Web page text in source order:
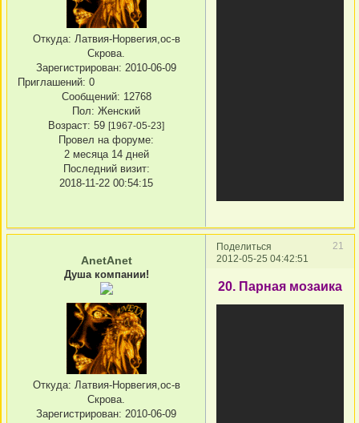
Откуда: Латвия-Норвегия,ос-в
Скрова.
Зарегистрирован: 2010-06-09
Приглашений: 0
Сообщений: 12768
Пол: Женский
Возраст: 59 [1967-05-23]
Провел на форуме:
2 месяца 14 дней
Последний визит:
2018-11-22 00:54:15
Поделиться
21
2012-05-25 04:42:51
AnetAnet
Душа компании!
Откуда: Латвия-Норвегия,ос-в
Скрова.
Зарегистрирован: 2010-06-09
20. Парная мозаика